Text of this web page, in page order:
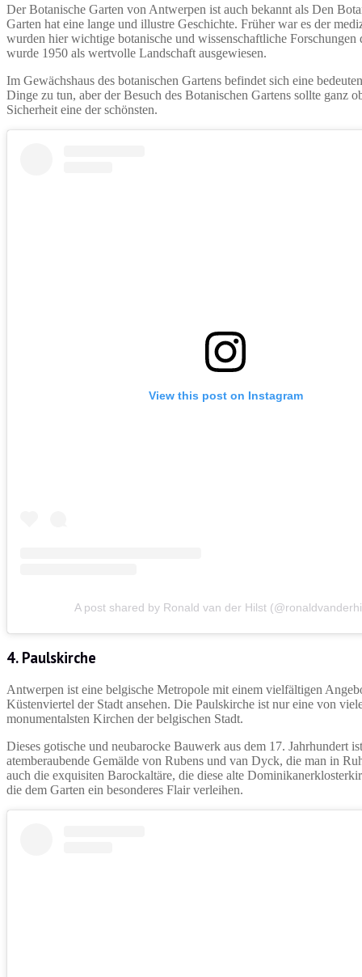
Der Botanische Garten von Antwerpen ist auch bekannt als Den
Garten hat eine lange und illustre Geschichte. Früher war es der
wurden hier wichtige botanische und wissenschaftliche
wurde 1950 als wertvolle Landschaft ausgewiesen.
Im Gewächshaus des botanischen Gartens befindet sich eine
Dinge zu tun, aber der Besuch des Botanischen Gartens sollte ganz
Sicherheit eine der schönsten.
View this post on Instagram
A post shared by Ronald van der Hilst
4. Paulskirche
Antwerpen ist eine belgische Metropole mit einem vielfältigen
Küstenviertel der Stadt ansehen. Die Paulskirche ist nur eine von
monumentalsten Kirchen der belgischen Stadt.
Dieses gotische und neubarocke Bauwerk aus dem 17.
atemberaubende Gemälde von Rubens und van Dyck, die man in
auch die exquisiten Barockaltäre, die diese alte
die dem Garten ein besonderes Flair verleihen.